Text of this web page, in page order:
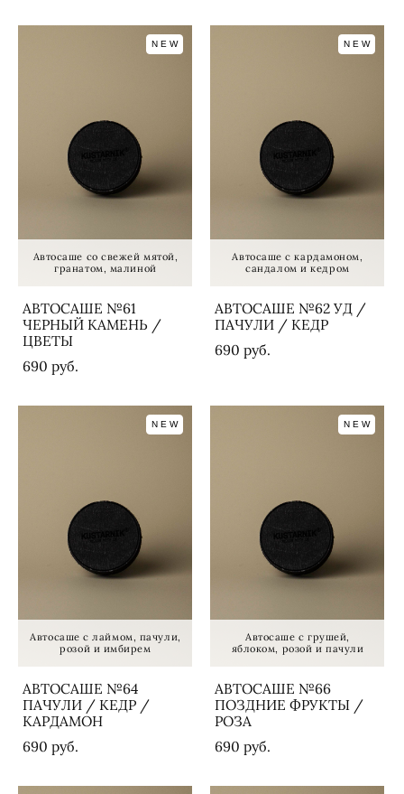
NEW
Автосаше со свежей мятой,
гранатом, малиной
АВТОСАШЕ №61
ЧЕРНЫЙ КАМЕНЬ /
ЦВЕТЫ
690 pуб.
NEW
Автосаше с кардамоном,
сандалом и кедром
АВТОСАШЕ №62 УД /
ПАЧУЛИ / КЕДР
690 pуб.
NEW
Автосаше с лаймом, пачули,
розой и имбирем
АВТОСАШЕ №64
ПАЧУЛИ / КЕДР /
КАРДАМОН
690 pуб.
NEW
Автосаше с грушей,
яблоком, розой и пачули
АВТОСАШЕ №66
ПОЗДНИЕ ФРУКТЫ /
РОЗА
690 pуб.